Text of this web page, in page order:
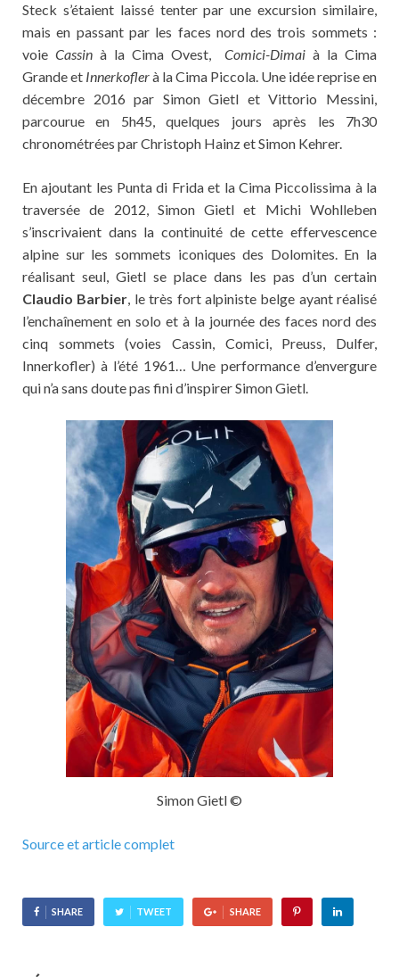
Steck s’étaient laissé tenter par une excursion similaire,
mais en passant par les faces nord des trois sommets :
voie Cassinà la Cima Ovest,Comici-Dimai à la Cima
Grande et Innerkoflerà la Cima Piccola. Une idée reprise en
décembre 2016 par Simon Gietl et Vittorio Messini,
parcourue en 5h45, quelques jours après les 7h30
chronométrées par Christoph Hainz et Simon Kehrer.
En ajoutant les Punta di Frida et la Cima Piccolissima à la
traversée de 2012, Simon Gietl et Michi Wohlleben
s’inscrivaient dans la continuité de cette effervescence
alpine sur les sommets iconiques des Dolomites. En la
réalisant seul, Gietl se place dans les pas d’un certain
Claudio Barbier, le très fort alpiniste belge ayant réalisé
l’enchaînement en solo et à la journée des faces nord des
cinq sommets (voies Cassin, Comici, Preuss, Dulfer,
Innerkofler) à l’été 1961… Une performance d’envergure
qui n’a sans doute pas fini d’inspirer Simon Gietl.
Simon Gietl ©
Source et article complet
SHARE TWEET SHARE